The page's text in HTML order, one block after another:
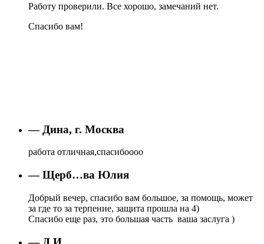
Работу проверили. Все хорошо, замечаний нет.
Спасибо вам!
— Дина, г. Москва
работа отличная,спасибоооо
— Щерб…ва Юлия
Добрый вечер, спасибо вам большое, за помощь, может
за где то за терпение, защита прошла на 4)
Спасибо еще раз, это большая часть ваша заслуга )